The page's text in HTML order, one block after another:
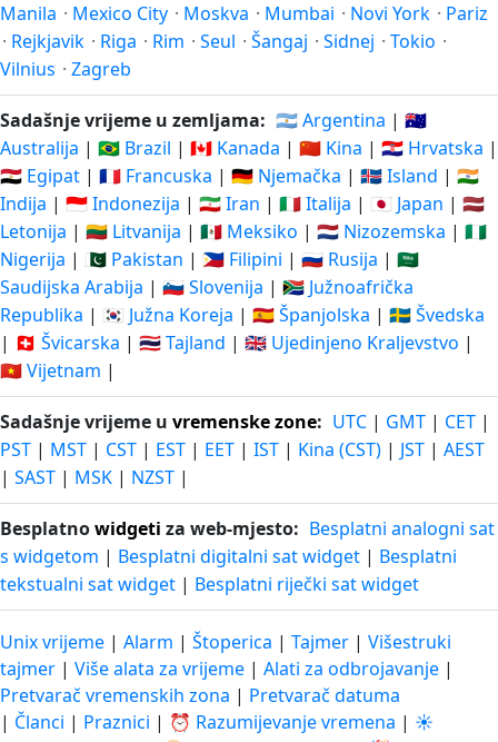
Manila · Mexico City · Moskva · Mumbai · Novi York · Pariz
· Rejkjavik · Riga · Rim · Seul · Šangaj · Sidnej · Tokio ·
Vilnius · Zagreb
Sadašnje vrijeme u zemljama: 🇦🇷 Argentina | 🇦🇺
Australija | 🇧🇷 Brazil | 🇨🇦 Kanada | 🇨🇳 Kina | 🇭🇷 Hrvatska |
🇪🇬 Egipat | 🇫🇷 Francuska | 🇩🇪 Njemačka | 🇮🇸 Island | 🇮🇳
Indija | 🇮🇩 Indonezija | 🇮🇷 Iran | 🇮🇹 Italija | 🇯🇵 Japan | 🇱🇻
Letonija | 🇱🇹 Litvanija | 🇲🇽 Meksiko | 🇳🇱 Nizozemska | 🇳🇬
Nigerija | 🇵🇰 Pakistan | 🇵🇭 Filipini | 🇷🇺 Rusija | 🇸🇦
Saudijska Arabija | 🇸🇮 Slovenija | 🇿🇦 Južnoafrička
Republika | 🇰🇷 Južna Koreja | 🇪🇸 Španjolska | 🇸🇪 Švedska
| 🇨🇭 Švicarska | 🇹🇭 Tajland | 🇬🇧 Ujedinjeno Kraljevstvo |
🇻🇳 Vijetnam |
Sadašnje vrijeme u vremenske zone: UTC | GMT | CET |
PST | MST | CST | EST | EET | IST | Kina (CST) | JST | AEST
| SAST | MSK | NZST |
Besplatnowidgeti za web-mjesto: Besplatni analogni sat
s widgetom | Besplatni digitalni sat widget | Besplatni
tekstualni sat widget | Besplatni riječki sat widget
Unix vrijeme | Alarm | Štoperica | Tajmer | Višestruki
tajmer | Više alata za vrijeme | Alati za odbrojavanje |
Pretvarač vremenskih zona | Pretvarač datuma
| Članci | Praznici | ⏰ Razumijevanje vremena | ☀️